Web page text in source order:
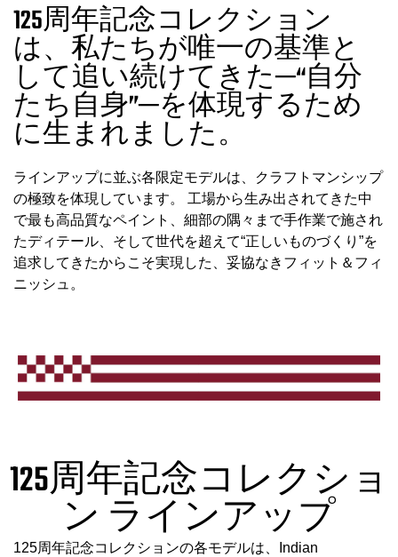
125周年記念コレクション
は、私たちが唯一の基準と
して追い続けてきた─“自分
たち自身”─を体現するため
に生まれました。
ラインアップに並ぶ各限定モデルは、クラフトマンシップ
の極致を体現しています。 工場から生み出されてきた中
で最も高品質なペイント、細部の隅々まで手作業で施され
たディテール、そして世代を超えて“正しいものづくり”を
追求してきたからこそ実現した、妥協なきフィット＆フィ
ニッシュ。
125周年記念コレクショ
ン ラインアップ
125周年記念コレクションの各モデルは、Indian